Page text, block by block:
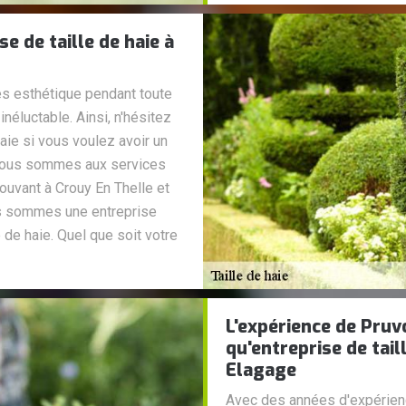
de taille de haie à
esthétique pendant toute
Ainsi, n'hésitez
si vous voulez avoir un
sommes aux services
à Crouy En Thelle et
sommes une entreprise
haie. Quel que soit votre
L'expérience de
qu'entreprise de
Elagage
Avec des années